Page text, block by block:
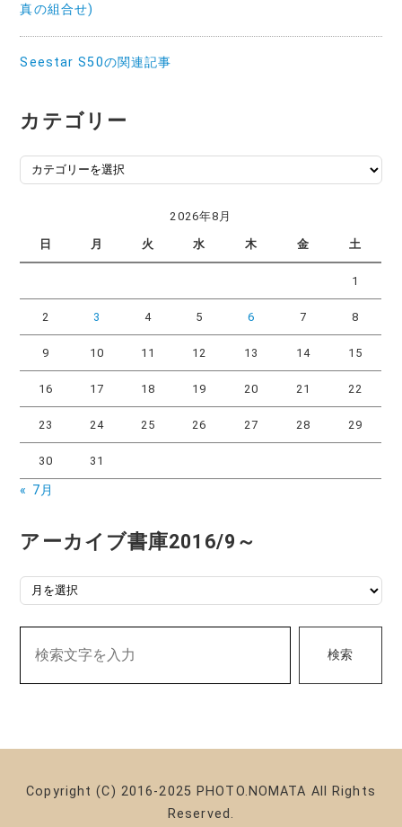
真の組合せ)
Seestar S50の関連記事
カテゴリー
カ
テ
ー
2026年8月
日 月 火 水 木 金 土
1
2 3 4 5 6 7 8
9 10 11 12 13 14 15
16 17 18 19 20 21 22
23 24 25 26 27 28 29
30 31
« 7月
アーカイブ書庫2016/9～
アーカイブ書庫2016/9～
検索
Copyright (C) 2016-2025 PHOTO.NOMATA All Rights
Reserved.